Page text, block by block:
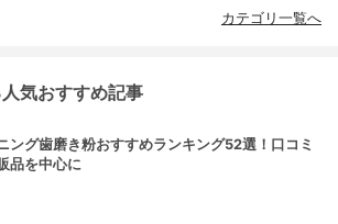
カテゴリ一覧へ
気おすすめ記事
ング歯磨き粉おすすめランキング52選！口コミ
品を中心に